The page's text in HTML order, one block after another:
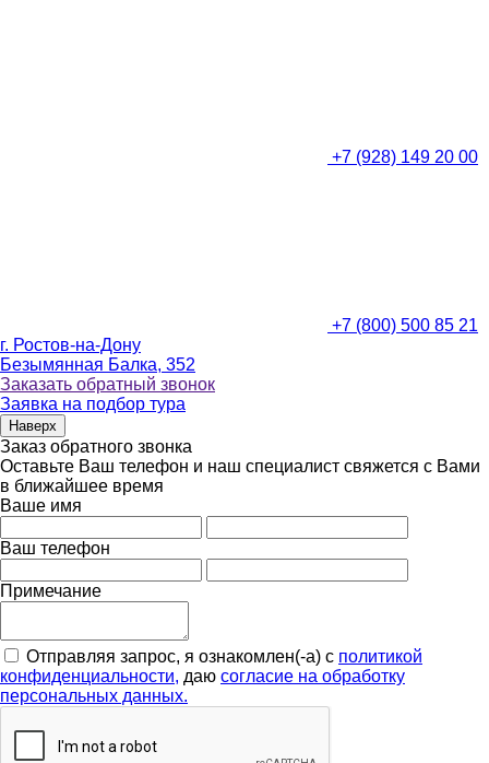
+7 (928) 149 20 00
+7 (800) 500 85 21
г. Ростов-на-Дону
Безымянная Балка, 352
Заказать обратный звонок
Заявка на подбор тура
Наверх
Заказ обратного звонка
Оставьте Ваш телефон и наш специалист свяжется с Вами
в ближайшее время
Ваше имя
Ваш телефон
Примечание
Отправляя запрос, я ознакомлен(-а) с политикой
конфиденциальности, даю согласие на обработку
персональных данных.